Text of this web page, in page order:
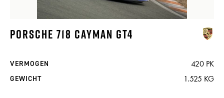
PORSCHE 718 CAYMAN GT4
VERMOGEN 420 PK
GEWICHT 1.525 KG